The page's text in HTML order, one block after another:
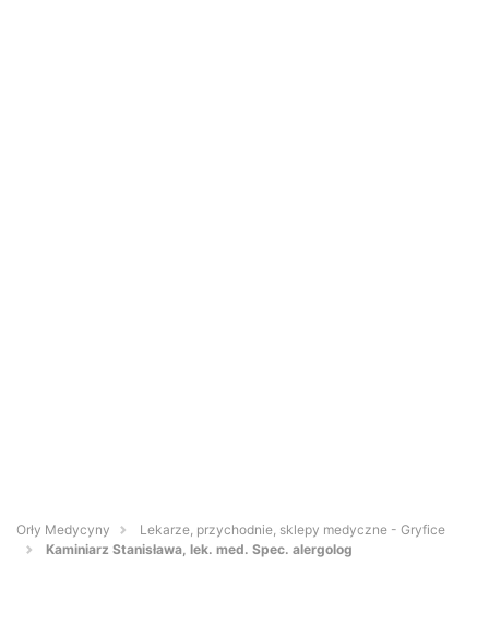
Orły Medycyny
Lekarze, przychodnie, sklepy medyczne - Gryfice
Kaminiarz Stanisława, lek. med. Spec. alergolog